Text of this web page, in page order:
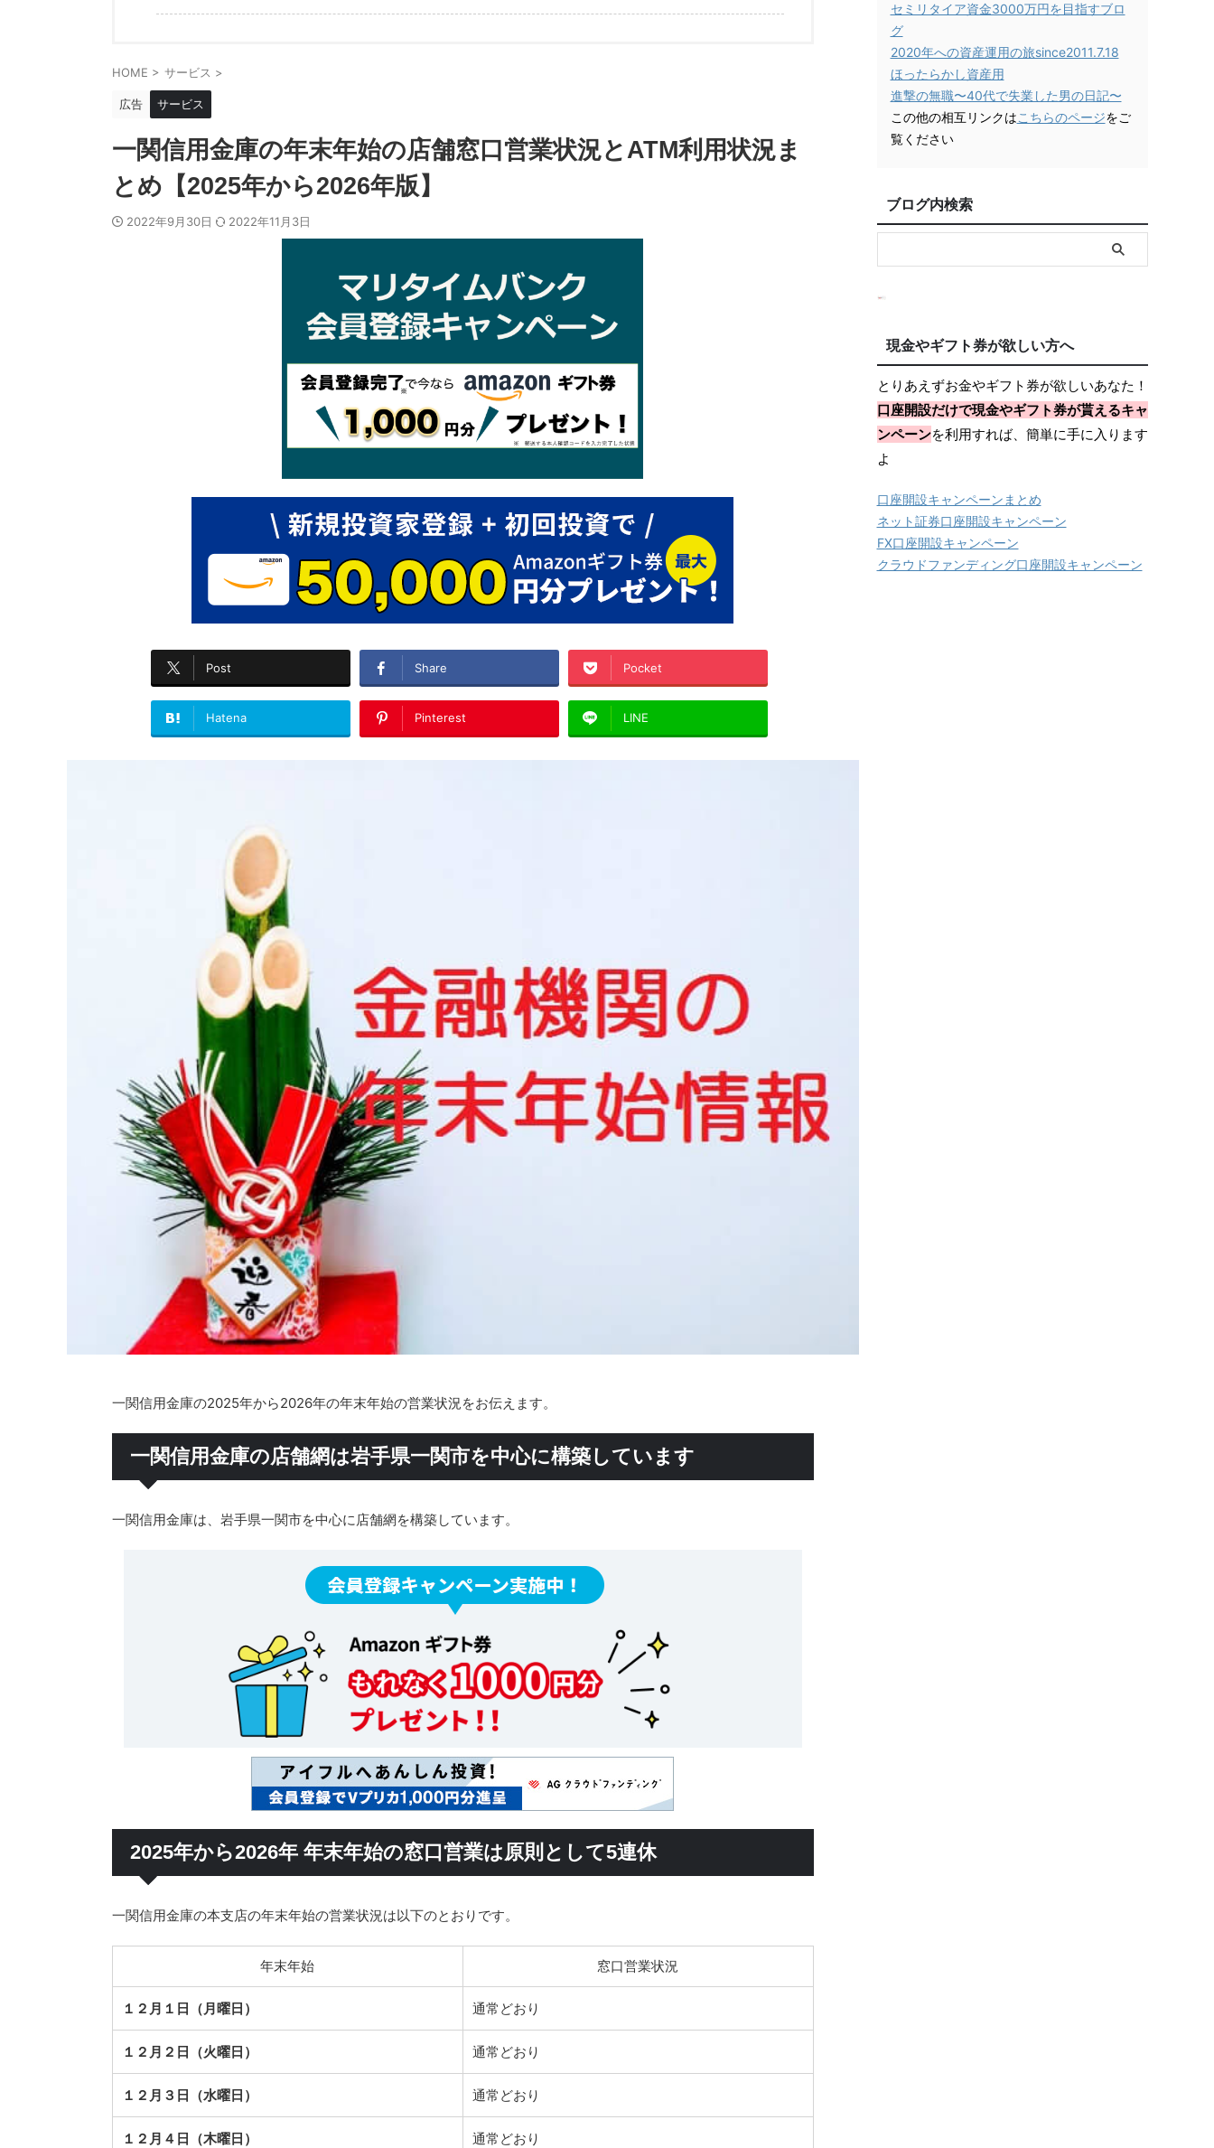
HOME > サービス >
広告 サービス
一関信用金庫の年末年始の店舗窓口営業状況とATM利用状況ま
とめ【2025年から2026年版】
2022年9月30日 2022年11月3日
Post Share Pocket
Hatena Pinterest LINE
一関信用金庫の2025年から2026年の年末年始の営業状況をお伝えます。
一関信用金庫の店舗網は岩手県一関市を中心に構築しています
一関信用金庫は、岩手県一関市を中心に店舗網を構築しています。
2025年から2026年 年末年始の窓口営業は原則として5連休
一関信用金庫の本支店の年末年始の営業状況は以下のとおりです。
年末年始 窓口営業状況
１２月１日（月曜日） 通常どおり
１２月２日（火曜日） 通常どおり
１２月３日（水曜日） 通常どおり
１２月４日（木曜日） 通常どおり
セミリタイア資金3000万円を目指すブロ
グ
2020年への資産運用の旅since2011.7.18
ほったらかし資産用
進撃の無職〜40代で失業した男の日記〜
この他の相互リンクはこちらのページをご
覧ください
ブログ内検索
現金やギフト券が欲しい方へ
とりあえずお金やギフト券が欲しいあなた！
口座開設だけで現金やギフト券が貰えるキャ
ンペーンを利用すれば、簡単に手に入ります
よ
口座開設キャンペーンまとめ
ネット証券口座開設キャンペーン
FX口座開設キャンペーン
クラウドファンディング口座開設キャンペーン